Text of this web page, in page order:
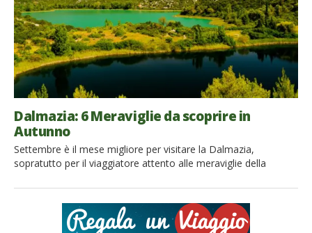
Dalmazia: 6 Meraviglie da scoprire in
Autunno
Settembre è il mese migliore per visitare la Dalmazia,
sopratutto per il viaggiatore attento alle meraviglie della
e, sopratutto, non c’è più la folla di vacanzieri dei mesi estivi.
Solo tu, la gente del posto e la natura. Se vuoi visitare la
Dalmazia meridionale e […]